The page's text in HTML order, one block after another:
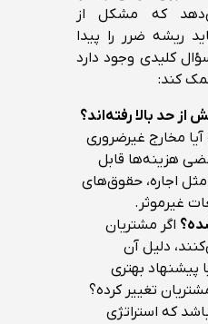
که مشکل از
ریشه ضرر را پیدا
کلیدی وجود دارد
کند:
از حد بالا رفته‌اند؟
مخارج غیرضروری
هزینه‌ها قابل
اجاره، حقوق‌های
غیرموثر.
اگر مشتریان
دلیل آن
پیشنهاد بهتری
مشتریان تغییر کرده؟
که استراتژی